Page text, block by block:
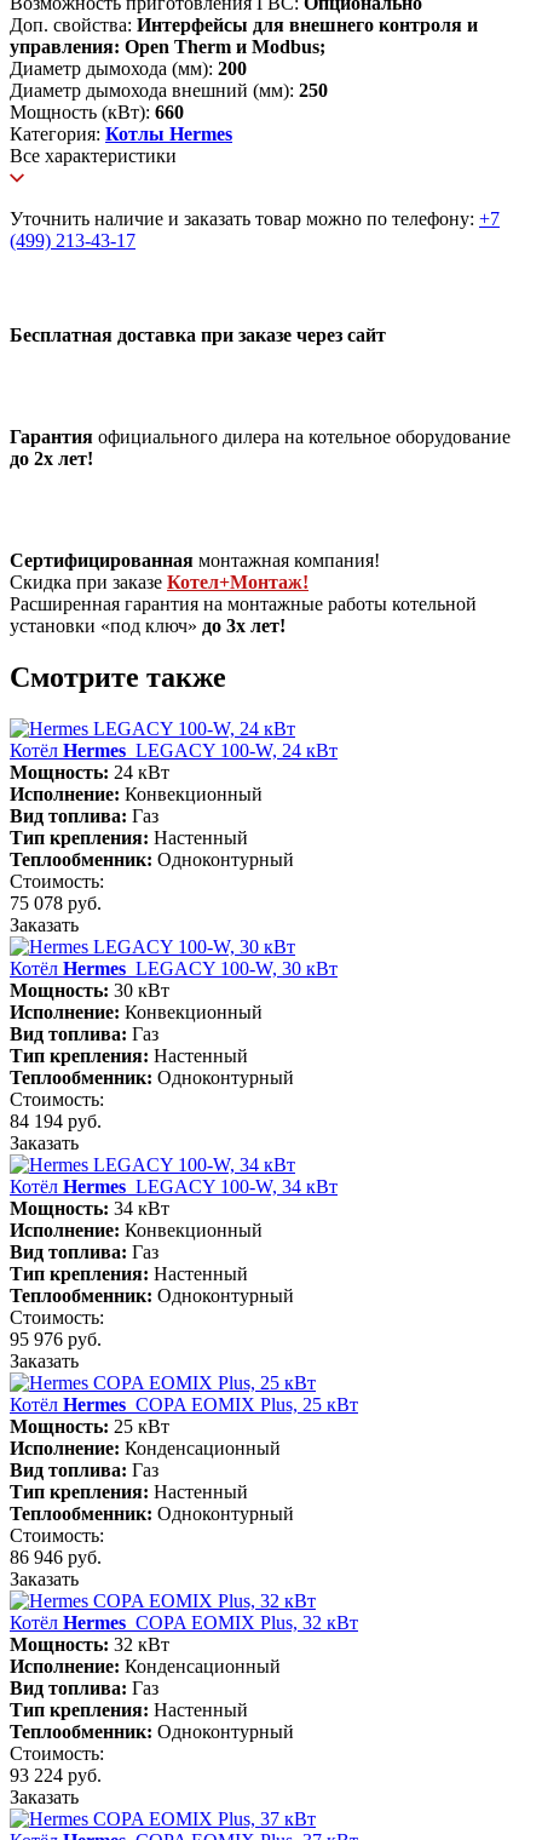
Доп. свойства: Интерфейсы для внешнего контроля и
управления: Open Therm и Modbus;
Диаметр дымохода (мм): 200
Диаметр дымохода внешний (мм): 250
Мощность (кВт): 660
Категория: Котлы Hermes
Все характеристики
Уточнить наличие и заказать товар можно по телефону: +7
(499) 213-43-17
Бесплатная доставка при заказе через сайт
Гарантия официального дилера на котельное оборудование
до 2х лет!
Сертифицированная монтажная компания!
Скидка при заказе Котел+Монтаж!
Расширенная гарантия на монтажные работы котельной
установки «под ключ» до 3х лет!
Смотрите также
Котёл Hermes LEGACY 100-W, 24 кВт
Мощность: 24 кВт
Исполнение: Конвекционный
Вид топлива: Газ
Тип крепления: Настенный
Теплообменник: Одноконтурный
Стоимость:
75 078 руб.
Заказать
Котёл Hermes LEGACY 100-W, 30 кВт
Мощность: 30 кВт
Исполнение: Конвекционный
Вид топлива: Газ
Тип крепления: Настенный
Теплообменник: Одноконтурный
Стоимость:
84 194 руб.
Заказать
Котёл Hermes LEGACY 100-W, 34 кВт
Мощность: 34 кВт
Исполнение: Конвекционный
Вид топлива: Газ
Тип крепления: Настенный
Теплообменник: Одноконтурный
Стоимость:
95 976 руб.
Заказать
Котёл Hermes COPA EOMIX Plus, 25 кВт
Мощность: 25 кВт
Исполнение: Конденсационный
Вид топлива: Газ
Тип крепления: Настенный
Теплообменник: Одноконтурный
Стоимость:
86 946 руб.
Заказать
Котёл Hermes COPA EOMIX Plus, 32 кВт
Мощность: 32 кВт
Исполнение: Конденсационный
Вид топлива: Газ
Тип крепления: Настенный
Теплообменник: Одноконтурный
Стоимость:
93 224 руб.
Заказать